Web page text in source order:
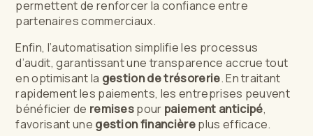
permettent de renforcer la confiance entre
partenaires commerciaux.
Enfin, l’automatisation simplifie les processus
d’audit, garantissant une transparence accrue tout
en optimisant la gestion de trésorerie. En traitant
rapidement les paiements, les entreprises peuvent
bénéficier de remisespour paiement anticipé,
favorisant une gestion financièreplus efficace.